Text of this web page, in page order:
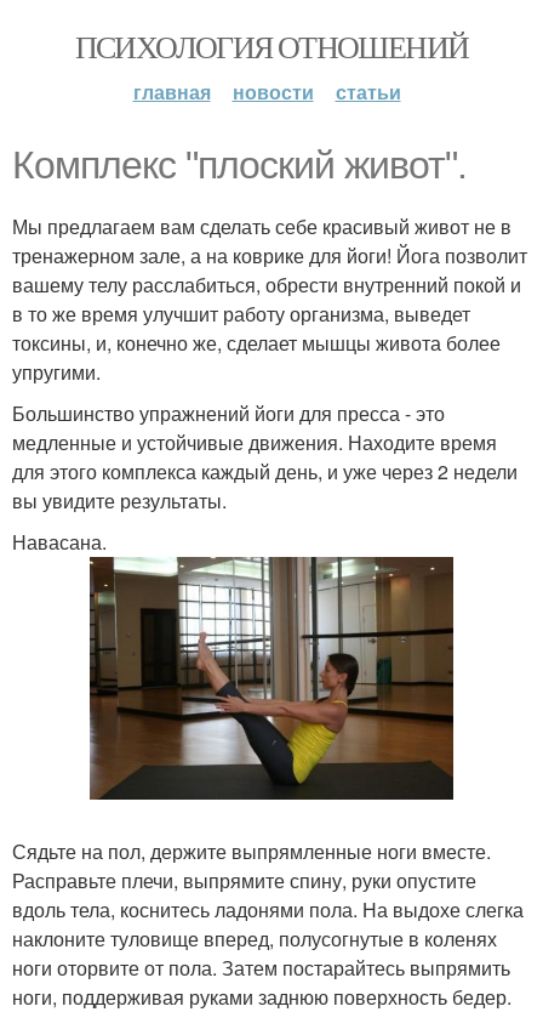
ПСИХОЛОГИЯ ОТНОШЕНИЙ
главная новости статьи
Комплекс "плоский живот".
Мы предлагаем вам сделать себе красивый живот не в
тренажерном зале, а на коврике для йоги! Йога позволит
вашему телу расслабиться, обрести внутренний покой и
в то же время улучшит работу организма, выведет
токсины, и, конечно же, сделает мышцы живота более
упругими.
Большинство упражнений йоги для пресса - это
медленные и устойчивые движения. Находите время
для этого комплекса каждый день, и уже через 2 недели
вы увидите результаты.
Навасана.
Сядьте на пол, держите выпрямленные ноги вместе.
Расправьте плечи, выпрямите спину, руки опустите
вдоль тела, коснитесь ладонями пола. На выдохе слегка
наклоните туловище вперед, полусогнутые в коленях
ноги оторвите от пола. Затем постарайтесь выпрямить
ноги, поддерживая руками заднюю поверхность бедер.